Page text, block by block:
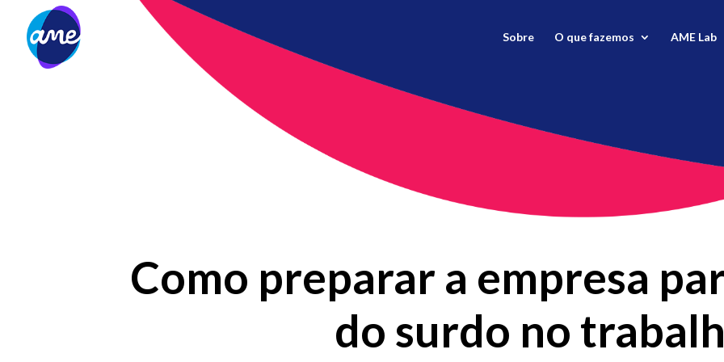
Sobre O que fazemos AME Lab
Como preparar a empresa
do surdo no